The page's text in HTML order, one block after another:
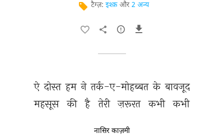
टैग्ज़: इश्क़ और 2 अन्य
ऐ दोस्त हम ने तर्क-ए-मोहब्बत के बावजूद
महसूस की है तेरी ज़रूरत कभी कभी
नासिर काज़मी